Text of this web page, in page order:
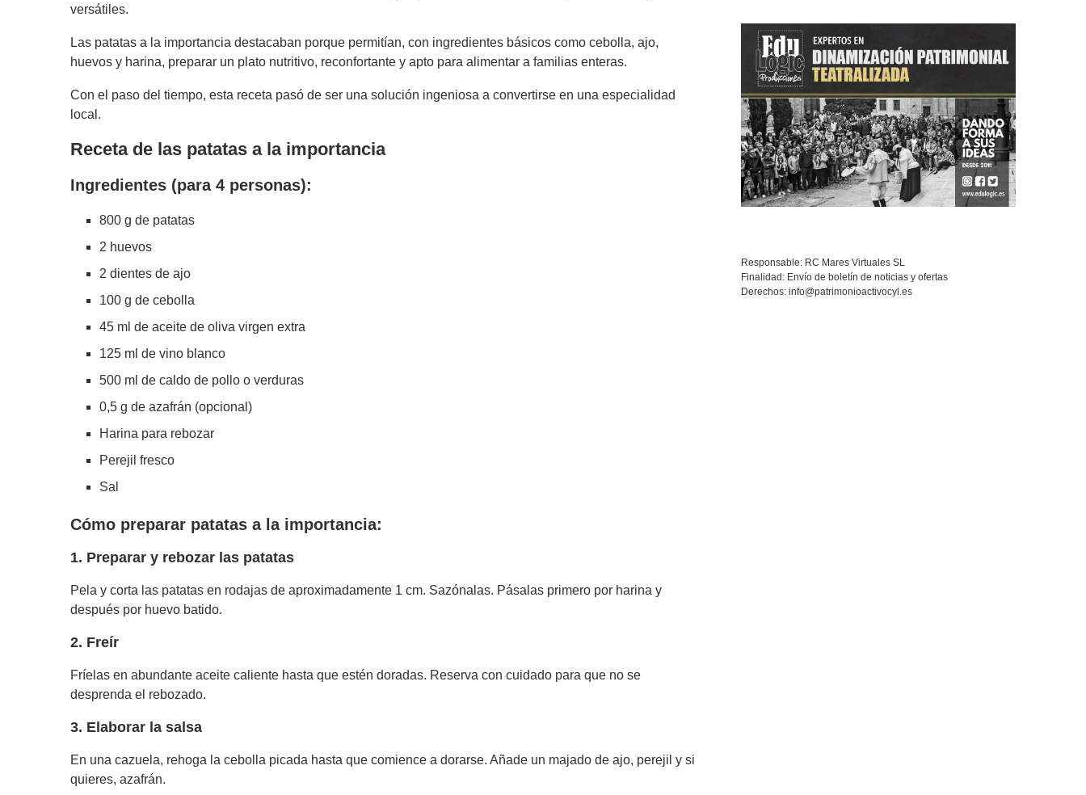
versátiles.
Las patatas a la importancia destacaban porque permitían, con ingredientes básicos como cebolla, ajo,
huevos y harina, preparar un plato nutritivo, reconfortante y apto para alimentar a familias enteras.
Con el paso del tiempo, esta receta pasó de ser una solución ingeniosa a convertirse en una especialidad
local.
Receta de las patatas a la importancia
Ingredientes (para 4 personas):
800 g de patatas
2 huevos
2 dientes de ajo
100 g de cebolla
45 ml de aceite de oliva virgen extra
125 ml de vino blanco
500 ml de caldo de pollo o verduras
0,5 g de azafrán (opcional)
Harina para rebozar
Perejil fresco
Sal
Cómo preparar patatas a la importancia:
1. Preparar y rebozar las patatas
Pela y corta las patatas en rodajas de aproximadamente 1 cm. Sazónalas. Pásalas primero por harina y
después por huevo batido.
2. Freír
Fríelas en abundante aceite caliente hasta que estén doradas. Reserva con cuidado para que no se
desprenda el rebozado.
3. Elaborar la salsa
En una cazuela, rehoga la cebolla picada hasta que comience a dorarse. Añade un majado de ajo, perejil y si
quieres, azafrán.
Responsable: RC Mares Virtuales SL
Finalidad: Envío de boletín de noticias y ofertas
Derechos: info@patrimonioactivocyl.es